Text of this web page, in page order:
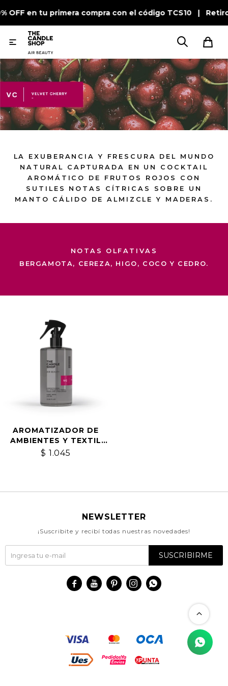
OFF en tu primera compra con el código TCS10 |

LA EXUBERANCIA Y FRESCURA DEL MUNDO
NATURAL CAPTURADA EN UN COCKTAIL
AROMÁTICO DE FRUTOS ROJOS CON
SUTILES NOTAS CÍTRICAS SOBRE UN
MANTO CÁLIDO DE ALMIZCLE Y MADERAS.
NOTAS OLFATIVAS
BERGAMOTA, CEREZA, HIGO, COCO Y CEDRO.
AROMATIZADOR DE
AMBIENTES Y TEXTIL
VELVET CHERRY
$ 1.045
NEWSLETTER
¡Suscribite y recibí todas nuestras novedades!
SUSCRIBIRME
    